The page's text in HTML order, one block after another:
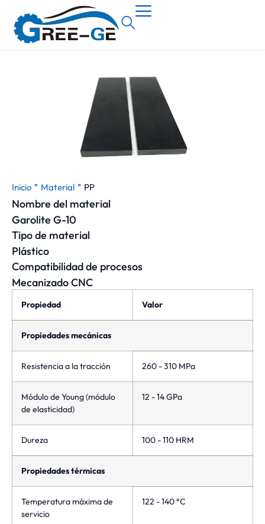
Inicio " Material " PP
Nombre del material
Garolite G-10
Tipo de material
Plástico
Compatibilidad de procesos
Mecanizado CNC
Propiedad Valor
Propiedades mecánicas
Resistencia a la tracción 260 - 310 MPa
Módulo de Young (módulo
de elasticidad)
12 - 14 GPa
Dureza 100 - 110 HRM
Propiedades térmicas
Temperatura máxima de
servicio
122 - 140 °C